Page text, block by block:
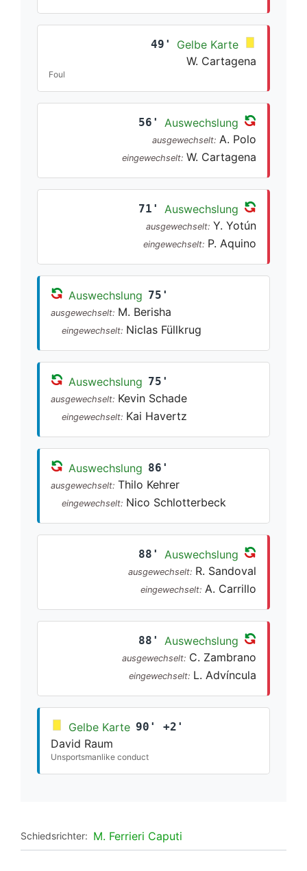
49'
Gelbe Karte
W. Cartagena
Foul
56' Auswechslung
ausgewechselt: A. Polo
eingewechselt: W. Cartagena
71' Auswechslung
ausgewechselt: Y. Yotún
eingewechselt: P. Aquino
Auswechslung 75'
ausgewechselt: M. Berisha
eingewechselt: Niclas Füllkrug
Auswechslung 75'
ausgewechselt: Kevin Schade
eingewechselt: Kai Havertz
Auswechslung 86'
ausgewechselt: Thilo Kehrer
eingewechselt: Nico Schlotterbeck
88' Auswechslung
ausgewechselt: R. Sandoval
eingewechselt: A. Carrillo
88' Auswechslung
ausgewechselt: C. Zambrano
eingewechselt: L. Advíncula
Gelbe Karte 90' +2'
David Raum
Unsportsmanlike conduct
Schiedsrichter: M. Ferrieri Caputi